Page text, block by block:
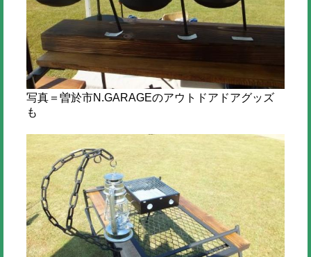
写真＝曽於市N.GARAGEのアウトドアドアグッズ
も